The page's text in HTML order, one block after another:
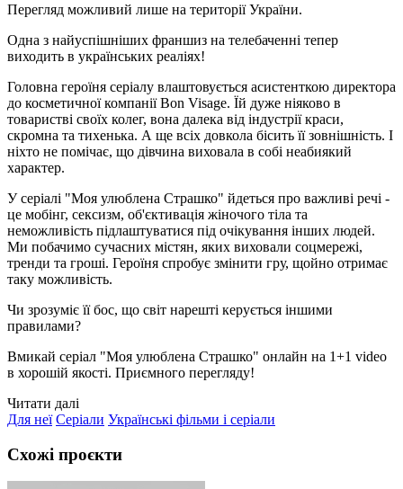
Перегляд можливий лише на території України.
Одна з найуспішніших франшиз на телебаченні тепер
виходить в українських реаліях!
Головна героїня серіалу влаштовується асистенткою директора
до косметичної компанії Bon Visage. Їй дуже ніяково в
товаристві своїх колег, вона далека від індустрії краси,
скромна та тихенька. А ще всіх довкола бісить її зовнішність. І
ніхто не помічає, що дівчина виховала в собі неабиякий
характер.
У серіалі "Моя улюблена Страшко" йдеться про важливі речі -
це мобінг, сексизм, об'єктивація жіночого тіла та
неможливість підлаштуватися під очікування інших людей.
Ми побачимо сучасних містян, яких виховали соцмережі,
тренди та гроші. Героїня спробує змінити гру, щойно отримає
таку можливість.
Чи зрозуміє її бос, що світ нарешті керується іншими
правилами?
Вмикай серіал "Моя улюблена Страшко" онлайн на 1+1 video
в хорошій якості. Приємного перегляду!
Читати далі
Для неї Серіали Українські фільми і серіали
Схожі проєкти